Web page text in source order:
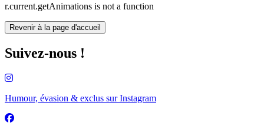
r.current.getAnimations is not a function
Revenir à la page d'accueil
Suivez-nous !
Humour, évasion & exclus surInstagram